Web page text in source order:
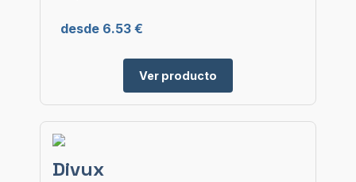
desde 6.53 €
Ver producto
Divux